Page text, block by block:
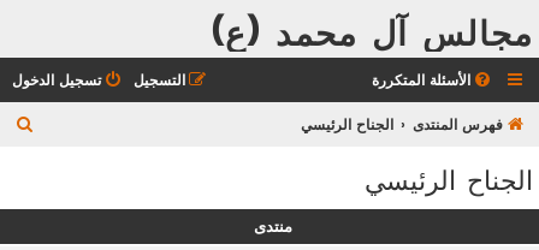
مجالس آل محمد (ع)
الأسئلة المتكررة تسجيل الدخول التسجيل
فهرس المنتدى الجناح الرئيسي
الجناح الرئيسي
منتدى